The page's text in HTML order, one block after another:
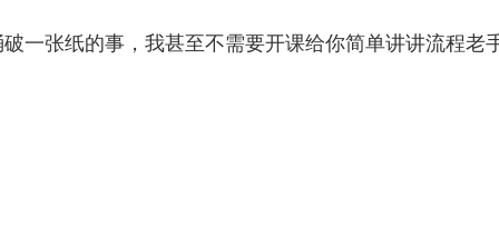
一张纸的事，我甚至不需要开课给你简单讲讲流程老